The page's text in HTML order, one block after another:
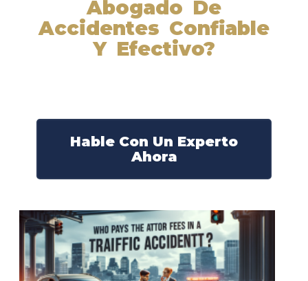
Abogado De
Accidentes Confiable
Y Efectivo?
Hable Con Un Experto
Ahora